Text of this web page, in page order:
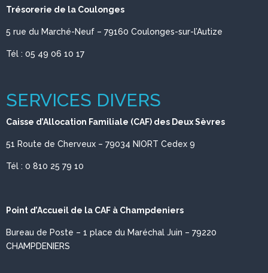
Trésorerie de la Coulonges
5 rue du Marché-Neuf – 79160 Coulonges-sur-l’Autize
Tél : 05 49 06 10 17
SERVICES DIVERS
Caisse d’Allocation Familiale (CAF) des Deux Sèvres
51 Route de Cherveux – 79034 NIORT Cedex 9
Tél : 0 810 25 79 10
Point d’Accueil de la CAF à Champdeniers
Bureau de Poste – 1 place du Maréchal Juin – 79220
CHAMPDENIERS